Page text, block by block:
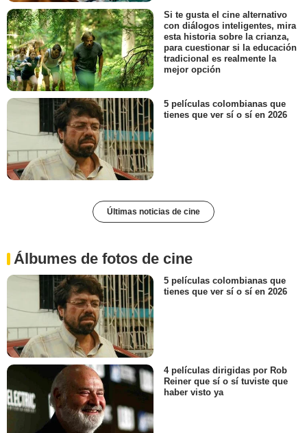
Si te gusta el cine alternativo
con diálogos inteligentes, mira
esta historia sobre la crianza,
para cuestionar si la educación
tradicional es realmente la
mejor opción
5 películas colombianas que
tienes que ver sí o sí en 2026
Últimas noticias de cine
Álbumes de fotos de cine
5 películas colombianas que
tienes que ver sí o sí en 2026
4 películas dirigidas por Rob
Reiner que sí o sí tuviste que
haber visto ya